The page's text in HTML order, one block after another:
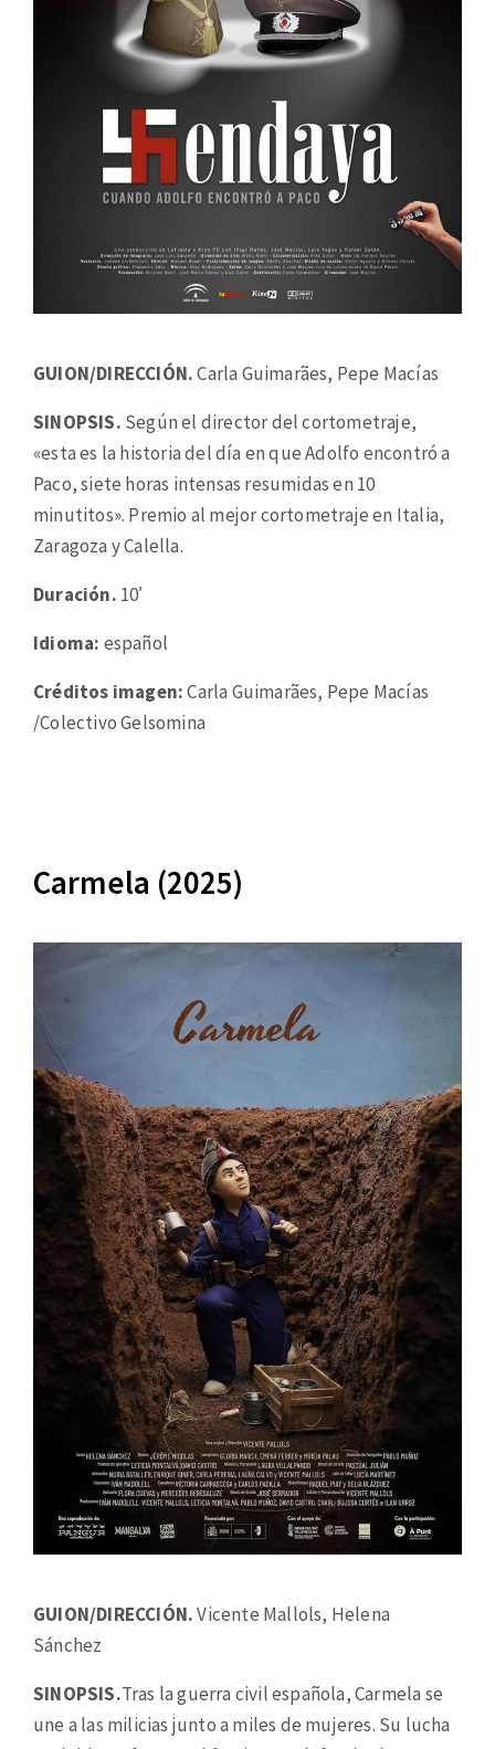
GUION/DIRECCIÓN.Carla Guimarães, Pepe Macías
SINOPSIS. Según el director del cortometraje,
«esta es la historia del día en que Adolfo encontró a
Paco, siete horas intensas resumidas en 10
minutitos». Premio al mejor cortometraje en Italia,
Zaragoza y Calella.
Duración. 10′
Idioma: español
Créditos imagen:Carla Guimarães, Pepe Macías
/Colectivo Gelsomina
Carmela (2025)
GUION/DIRECCIÓN.Vicente Mallols, Helena
Sánchez
SINOPSIS.Tras la guerra civil española, Carmela se
une a las milicias junto a miles de mujeres. Su lucha